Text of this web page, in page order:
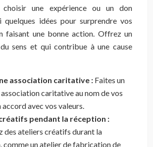
choisir une expérience ou un don
idées pour surprendre vos
faisant une bonne action. Offrez un
sens et qui contribue à une cause
association caritative : Faites un
association caritative au nom de vos
accord avec vos valeurs.
pendant la réception :
des ateliers créatifs durant la
comme un atelier de fabrication de